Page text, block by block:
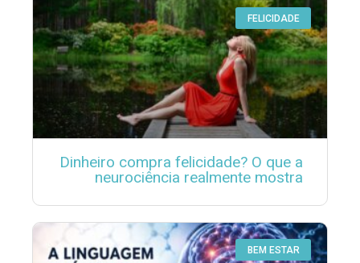
FELICIDADE
Dinheiro compra felicidade? O que a
neurociência realmente mostra
BEM ESTAR